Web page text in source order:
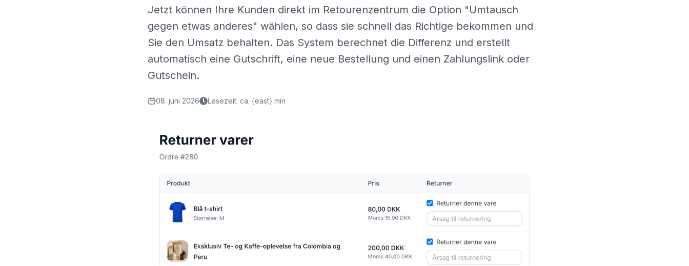
Jetzt können Ihre Kunden direkt im Retourenzentrum die Option "Umtausch
gegen etwas anderes" wählen, so dass sie schnell das Richtige bekommen und
Sie den Umsatz behalten. Das System berechnet die Differenz und erstellt
automatisch eine Gutschrift, eine neue Bestellung und einen Zahlungslink oder
Gutschein.
08. juni 2026 Lesezeit: ca. {east} min